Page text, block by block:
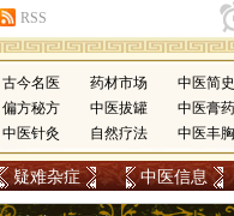
古今名医 药材市场
中医简史
偏方秘方
中医拔罐
中医膏药
中医针灸
自然疗法 中医丰胸
疑难杂症 中医信息